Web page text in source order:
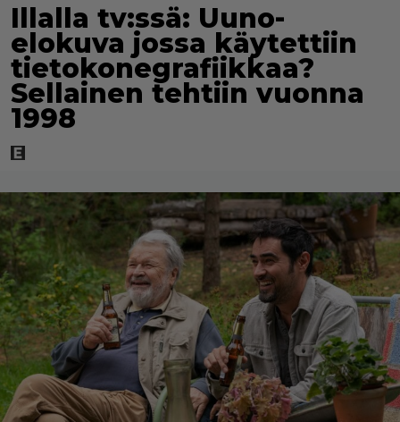
Illalla tv:ssä: Uuno-
elokuva jossa käytettiin
tietokonegrafiikkaa?
Sellainen tehtiin vuonna
1998